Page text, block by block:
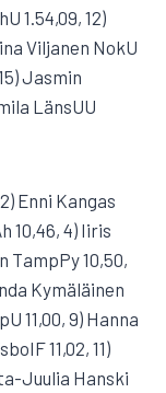
1.54,09, 12)
Viljanen NokU
Jasmin
LänsUU
Enni Kangas
10,46, 4) Iiris
TampPy 10,50,
Kymäläinen
11,00, 9) Hanna
11,02, 11)
Juulia Hanski